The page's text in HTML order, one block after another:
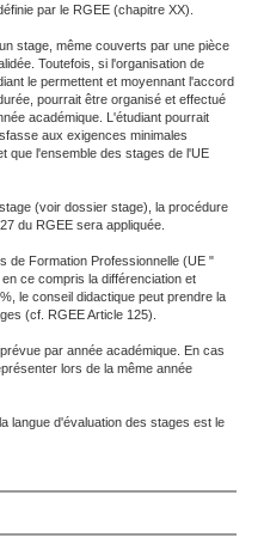
par le RGEE (chapitre XX).
stage, même couverts par une pièce
Toutefois, si l'organisation de
le permettent et moyennant l'accord
pourrait être organisé et effectué
académique. L'étudiant pourrait
aux exigences minimales
que l'ensemble des stages de l'UE
(voir dossier stage), la procédure
du RGEE sera appliquée.
de Formation Professionnelle (UE "
ce compris la différenciation et
le conseil didactique peut prendre la
(cf. RGEE Article 125).
par année académique. En cas
lors de la même année
langue d'évaluation des stages est le